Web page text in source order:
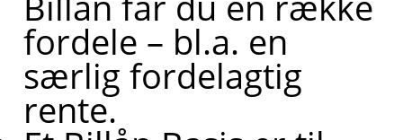
fordele – bl.a. en
særlig fordelagtig
rente.